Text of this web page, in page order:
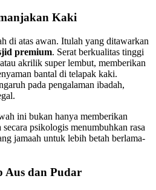
Kaki
di atas awan. Itulah yang ditawarkan
premium. Serat berkualitas tinggi
akrilik super lembut, memberikan
bantal di telapak kaki.
pada pengalaman ibadah,
ini bukan hanya memberikan
psikologis menumbuhkan rasa
jamaah untuk lebih betah berlama-
Aus dan Pudar